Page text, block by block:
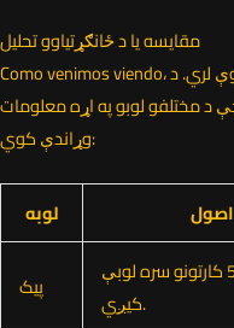
مقایسه یا د ځانګړتیاوو تحلیل
Como venimos viendo، د کازینو مختلفې لوبې مختلفې ځانګړتیاوې لري. د
د مختلفو لوبو په اړه معلومات
وړاندې کوي:
لوبه اصول
پیک
عموماً د 52 کارتونو سره لوبې
کیږي.